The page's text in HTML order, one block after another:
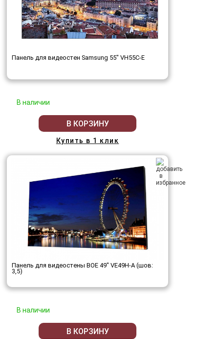
Панель для видеостен Samsung 55" VH55C-E
В наличии
В КОРЗИНУ
Купить в 1 клик
Панель для видеостены BOE 49" VE49H-A (шов:
3,5)
В наличии
В КОРЗИНУ